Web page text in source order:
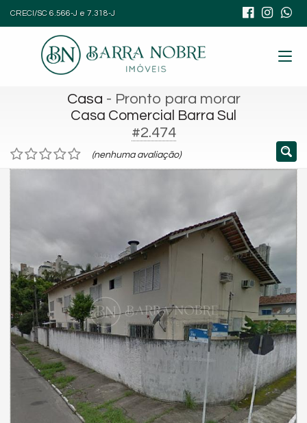
CRECI/SC 6.566-J e 7.318-J
Casa - Pronto para morar
Casa Comercial Barra Sul
#2.474
(nenhuma avaliação)